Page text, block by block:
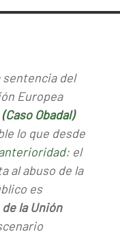
del
Europea
Obadal)
lo que desde
: el
al abuso de la
es
la Unión